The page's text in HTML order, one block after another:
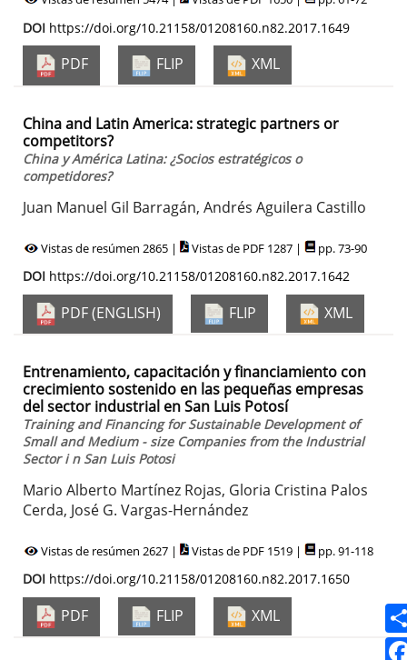
DOI https://doi.org/10.21158/01208160.n82.2017.1649
PDF FLIP XML
China and Latin America: strategic partners or
competitors?
China y América Latina: ¿Socios estratégicos o
competidores?
Juan Manuel Gil Barragán, Andrés Aguilera Castillo
Vistas de resúmen 2865 | Vistas de PDF 1287 | pp. 73-90
DOI https://doi.org/10.21158/01208160.n82.2017.1642
PDF (ENGLISH) FLIP XML
Entrenamiento, capacitación y financiamiento con
crecimiento sostenido en las pequeñas empresas
del sector industrial en San Luis Potosí
Training and Financing for Sustainable Development of
Small and Medium - size Companies from the Industrial
Sector i n San Luis Potosi
Mario Alberto Martínez Rojas, Gloria Cristina Palos
Cerda, José G. Vargas-Hernández
Vistas de resúmen 2627 | Vistas de PDF 1519 | pp. 91-118
DOI https://doi.org/10.21158/01208160.n82.2017.1650
PDF FLIP XML